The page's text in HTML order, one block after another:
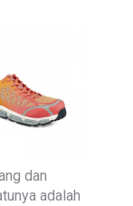
dan
adalah